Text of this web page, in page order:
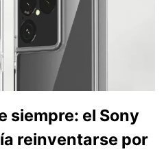
siempre: el Sony
reinventarse por